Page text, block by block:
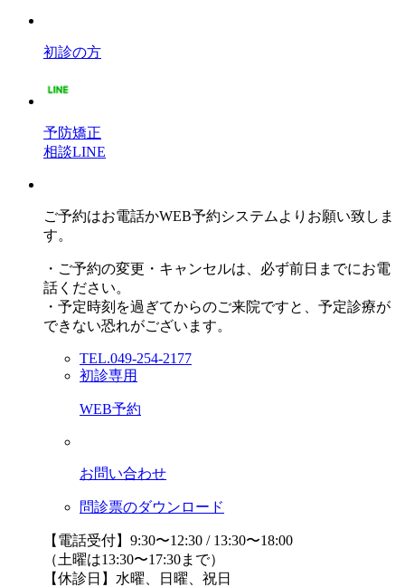
初診の方
予防矯正
相談LINE
ご予約はお電話かWEB予約システムよりお願い致しま
す。
・ご予約の変更・キャンセルは、必ず前日までにお電
話ください。
・予定時刻を過ぎてからのご来院ですと、予定診療が
できない恐れがございます。
TEL.049-254-2177
初診専用
WEB予約
お問い合わせ
問診票のダウンロード
【電話受付】9:30〜12:30 / 13:30〜18:00
（土曜は13:30〜17:30まで）
【休診日】水曜、日曜、祝日